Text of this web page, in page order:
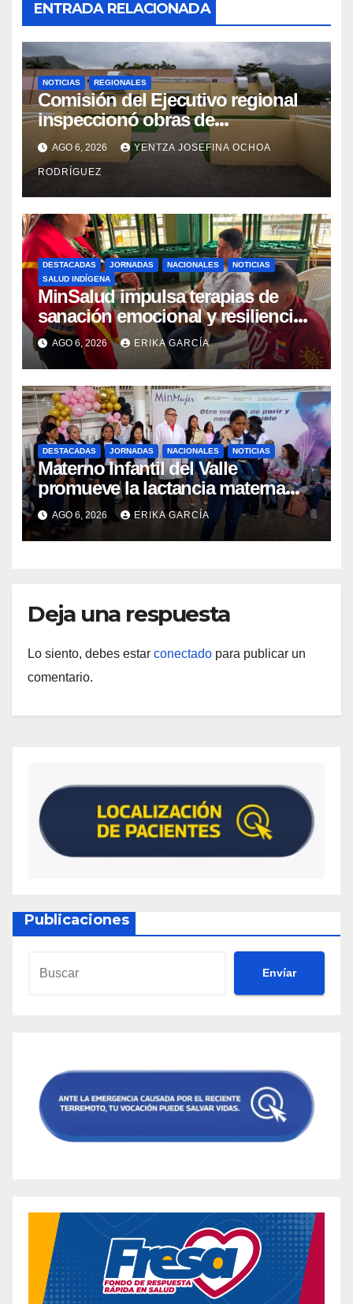
ENTRADA RELACIONADA
NOTICIAS REGIONALES
Comisión del Ejecutivo regional
inspeccionó obras de
recuperación en la Maternidad
Integral Aragua
AGO 6, 2026 YENTZA JOSEFINA OCHOA
RODRÍGUEZ
DESTACADAS JORNADAS NACIONALES
NOTICIAS
SALUD INDÍGENA
MinSalud impulsa terapias de
sanación emocional y resiliencia
post-sismo junto a comunidades
indígenas en Caracas
AGO 6, 2026 ERIKA GARCÍA
DESTACADAS JORNADAS NACIONALES NOTICIAS
Materno Infantil del Valle
promueve la lactancia materna
como un inicio sostenible para la
vida
AGO 6, 2026 ERIKA GARCÍA
Deja una respuesta
Lo siento, debes estar conectado para publicar un
comentario.
Publicaciones
Envíar